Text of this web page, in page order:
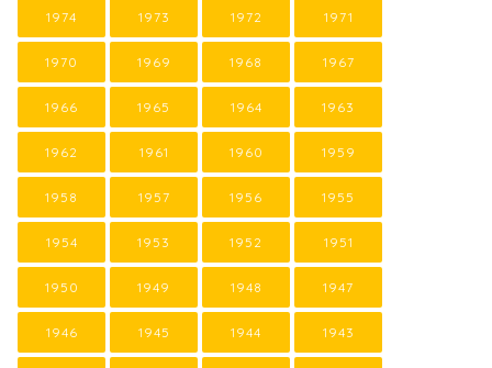
1974 1973 1972 1971
1970 1969 1968 1967
1966 1965 1964 1963
1962 1961 1960 1959
1958 1957 1956 1955
1954 1953 1952 1951
1950 1949 1948 1947
1946 1945 1944 1943